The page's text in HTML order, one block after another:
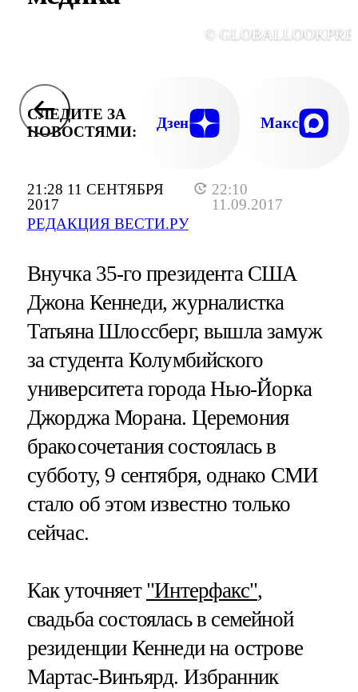
21:28 11 СЕНТЯБРЯ
2017
22:10
11.09.2017
РЕДАКЦИЯ ВЕСТИ.РУ
©
СЛЕДИТЕ ЗА
НОВОСТЯМИ:
Дзен Макс
Внучка 35-го президента США
Джона Кеннеди, журналистка
Татьяна Шлоссберг, вышла замуж
за студента Колумбийского
университета города Нью-Йорка
Джорджа Морана. Церемония
бракосочетания состоялась в
субботу, 9 сентября, однако СМИ
стало об этом известно только
сейчас.
Как уточняет "Интерфакс",
свадьба состоялась в семейной
резиденции Кеннеди на острове
Мартас-Винъярд. Избранник